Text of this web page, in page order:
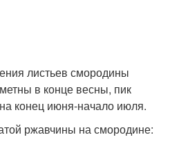
листьев смородины
в конце весны, пик
конец июня-начало июля.
ржавчины на смородине: